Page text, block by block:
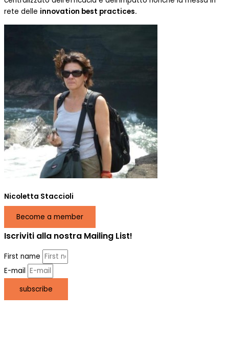
rete delle innovation best practices.
Nicoletta Staccioli
Become a member
Iscriviti alla nostra Mailing List!
First name
E-mail
subscribe